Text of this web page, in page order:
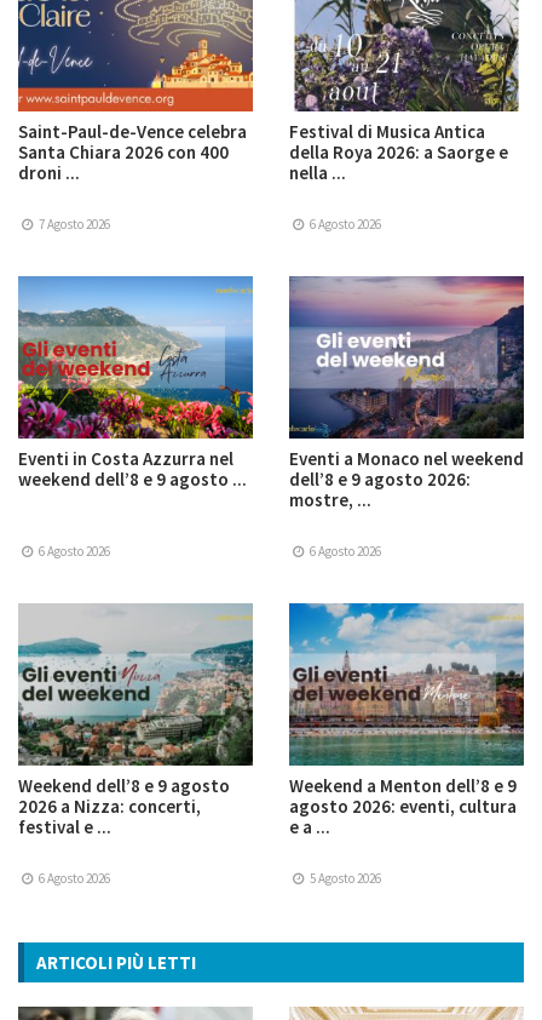
Saint-Paul-de-Vence celebra
Santa Chiara 2026 con 400
droni ...
7 Agosto 2026
Festival di Musica Antica
della Roya 2026: a Saorge e
nella ...
6 Agosto 2026
Eventi in Costa Azzurra nel
weekend dell’8 e 9 agosto ...
6 Agosto 2026
Eventi a Monaco nel weekend
dell’8 e 9 agosto 2026:
mostre, ...
6 Agosto 2026
Weekend dell’8 e 9 agosto
2026 a Nizza: concerti,
festival e ...
6 Agosto 2026
Weekend a Menton dell’8 e 9
agosto 2026: eventi, cultura
e a ...
5 Agosto 2026
ARTICOLI PIÙ LETTI